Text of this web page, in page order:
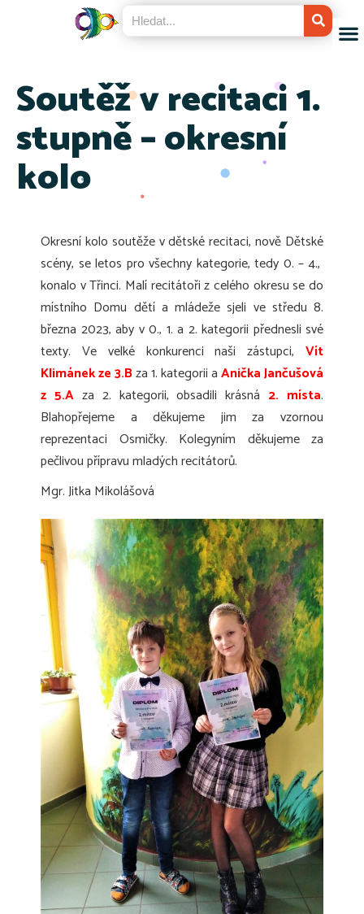
Soutěž v recitaci 1.
stupně – okresní
kolo
Okresní kolo soutěže v dětské recitaci, nově Dětské
scény, se letos pro všechny kategorie, tedy 0. – 4.,
konalo v Třinci. Malí recitátoři z celého okresu se do
místního Domu dětí a mládeže sjeli ve středu 8.
března 2023, aby v 0., 1. a 2. kategorii přednesli své
texty. Ve velké konkurenci naši zástupci, Vít
Klimánek ze 3.Bza 1. kategorii aAnička Jančušová
z 5.Aza 2. kategorii, obsadili krásná 2. místa.
Blahopřejeme a děkujeme jim za vzornou
reprezentaci Osmičky. Kolegyním děkujeme za
pečlivou přípravu mladých recitátorů.
Mgr. Jitka Mikolášová